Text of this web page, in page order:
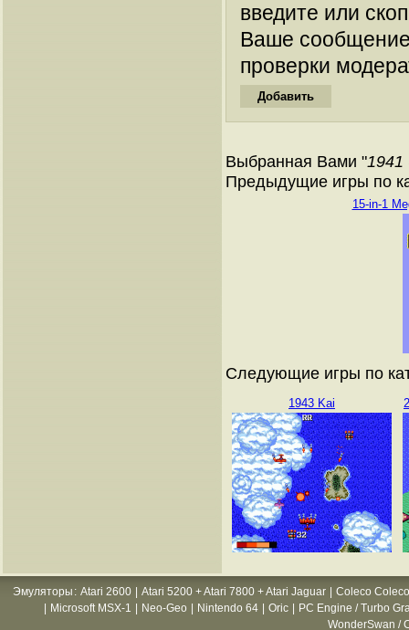
введите или
Ваше
проверки
Выбранная Вами "1941
Предыдущие игры по
15-in-1
Следующие игры по
1943 Kai
Эмуляторы : Atari 2600 Atari 5200 + Atari 7800 + Atari Jaguar
Coleco
Microsoft MSX-1 Neo-Geo Nintendo 64 Oric
PC Engine / Turbo
WonderSwan /